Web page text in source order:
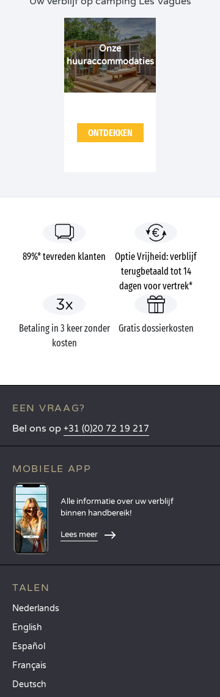
Onze
huuraccommodaties
ONTDEKKEN
89%* tevreden klanten
Optie Vrijheid: verblijf
terugbetaald tot 14
dagen voor vertrek*
Betaling in 3 keer zonder
kosten
Gratis dossierkosten
EEN VRAAG?
Bel ons op +31 (0)20 72 19 217
MOBIELE APP
Alle informatie over uw verblijf
binnen handbereik!
Lees meer
TALEN
Nederlands
English
Español
Français
Deutsch